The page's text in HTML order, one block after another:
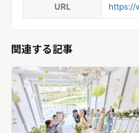
URL https://
関連する記事